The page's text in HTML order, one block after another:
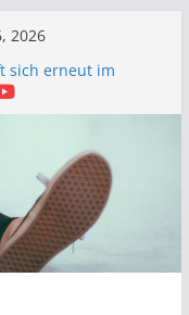
2026
sich erneut im
Alkoholiker
im
19.03.
sich zur